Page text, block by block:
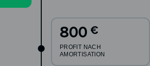
800 €
PROFIT NACH
AMORTISATION